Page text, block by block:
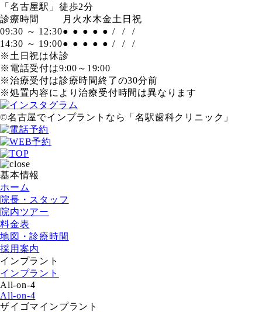
「名古屋駅」徒歩2分
診療時間
月 火 水木金土 日 祝
09:30 ～ 12:30● ● ● ● ● / /
/
14:30 ～ 19:00● ● ● ● ● / /
/
※土日祝は休診
※電話受付は9:00～19:00
※治療受付は診療時間終了の30分前
※処置内容により治療受付時間は異なります
©名古屋でインプラントなら「名駅歯科クリニック」
基本情報
ホーム
院長・スタッフ
院内ツアー
料金表
地図・診療時間
採用案内
インプラント
インプラント
All-on-4
All-on-4
ザイゴマインプラント